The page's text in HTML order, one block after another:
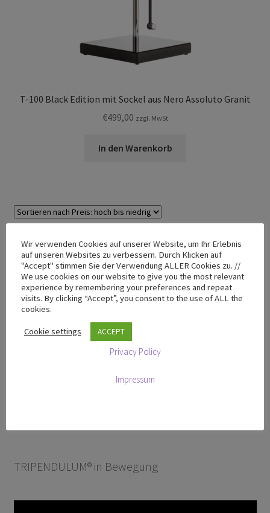
T-100 Black Edition mit Sockel aus Nero Assoluto Granit
€499,00 zzgl. MwSt
In den Warenkorb
Einzelnes Ergebnis wird angezeigt
TRIPENDULUM® Sortiment
TRIPENDULUM® Shop
T-50 Mini
TRIPENDULUM® in Bewegung
Wir verwenden Cookies auf unserer Website, um Ihr Erlebnis
auf unseren Websites zu verbessern. Durch Klicken auf
"Accept" stimmen Sie der Verwendung ALLER Cookies zu. //
We use cookies on our website to give you the most relevant
experience by remembering your preferences and repeat
visits. By clicking “Accept”, you consent to the use of ALL the
cookies.
Cookie settings ACCEPT
Privacy Policy
Impressum